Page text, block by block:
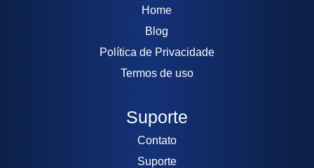
Home
Blog
Política de Privacidade
Termos de uso
Suporte
Contato
Suporte